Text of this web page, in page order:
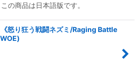
の商品は日本語版です。
怒り狂う戦闘ネズミ/Raging Battle